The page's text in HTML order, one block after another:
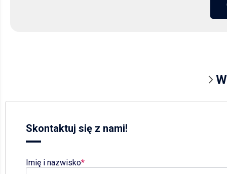
Skontaktuj się z nami!
Imię i nazwisko